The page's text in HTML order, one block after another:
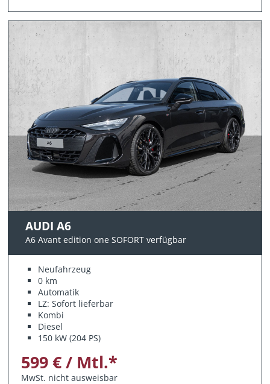
AUDI A6
A6 Avant edition one SOFORT verfügbar
Neufahrzeug
0 km
Automatik
LZ: Sofort lieferbar
Kombi
Diesel
150 kW (204 PS)
599 € / Mtl.*
MwSt. nicht ausweisbar